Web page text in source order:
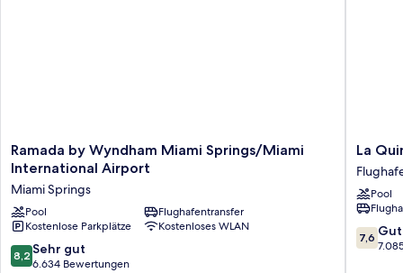
Ramada
by
Miami
Springs/Miami
International
Airport
Miami
Ramada by Wyndham Miami Springs/Miami
International Airport
Miami Springs
Pool
Flughafentransfer
Kostenlose Parkplätze
Kostenloses WLAN
8.2
von
8,2 Sehr gut
6.634 Bewertungen
La
Quinta
Inn
by
Miami
Airport
La
Pool
7.6
von
7,6 Gut